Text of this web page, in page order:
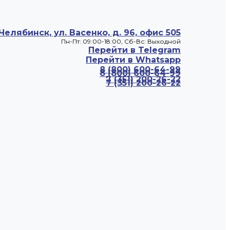
8 (800) 600-64-99
7 (351) 200-26-22
ул. Васенко, д. 96, офис 505
Пн-Пт: 09:00-18:00, Cб-Вс: Выходной
Перейти в Telegram
Перейти в Whatsapp
8 (800) 600-64-99
7 (351) 200-26-22